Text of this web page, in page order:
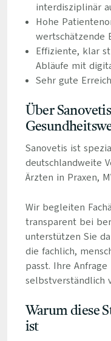
interdisziplinär
Hohe
wertschätzende
Effiziente, klar
Abläufe mit
Sehr gute
Über
Sanovetis ist
deutschlandweite
Ärzten in Praxen,
Wir begleiten
transparent bei
unterstützen Sie
die fachlich,
passt. Ihre
selbstverständlich
Warum diese
ist